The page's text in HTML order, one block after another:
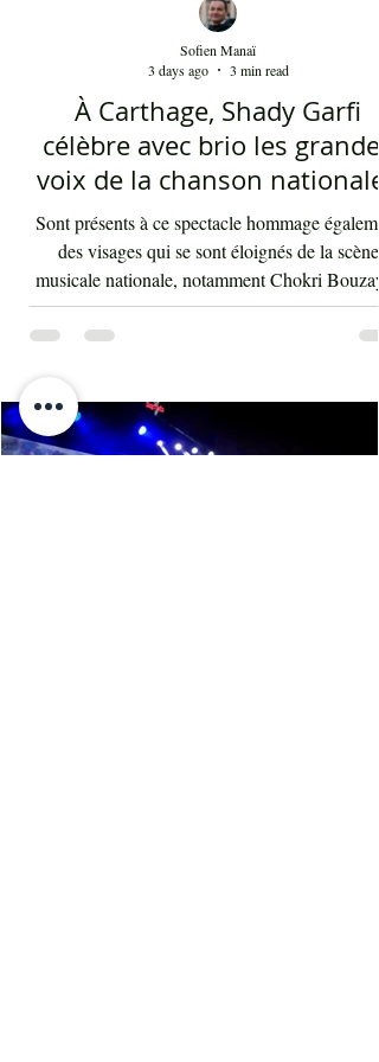
À Carthage, Shady Garfi
célèbre avec brio les grandes
voix de la chanson nationale
Par Sofien Manaï
Sont présents à ce spectacle hommage
des visages qui se sont éloignés de la scène
nouveau sur scène. Par la suite, c'était autour
d'Asma Ben Ahmed, une voix à la fois
Sofien Manaï
3 days ago
3 min read